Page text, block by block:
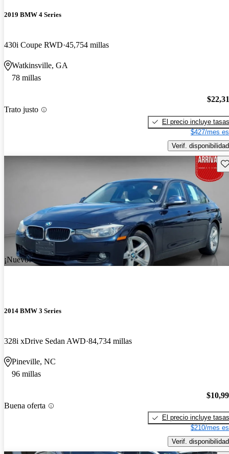
2019 BMW 4 Series
430i Coupe RWD 45,754 millas
Watkinsville, GA
78 millas
Trato justo
El precio incluye tasas
$427/mes
Verif. disponibilidad
¡Nuevo!
2014 BMW 3 Series
328i xDrive Sedan AWD 84,734 millas
Pineville, NC
96 millas
Buena oferta
El precio incluye tasas
$210/mes
Verif. disponibilidad